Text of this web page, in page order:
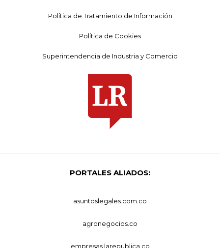
Política de Tratamiento de Información
Política de Cookies
Superintendencia de Industria y Comercio
PORTALES ALIADOS:
asuntoslegales.com.co
agronegocios.co
empresas.larepublica.co